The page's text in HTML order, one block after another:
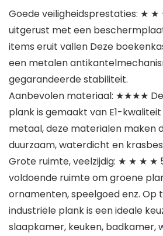
Goede veiligheidsprestaties: ★ ★
uitgerust met een
items eruit vallen Deze
een metalen
gegarandeerde stabiliteit.
Aanbevolen materiaal: ★★★★ De
plank is gemaakt van E1-
metaal, deze materialen maken
duurzaam, waterdicht en
Grote ruimte, veelzijdig: ★ ★ ★ ★
voldoende ruimte om groene
ornamenten, speelgoed enz. Op
industriële plank is een ideale
slaapkamer, keuken, badkamer,